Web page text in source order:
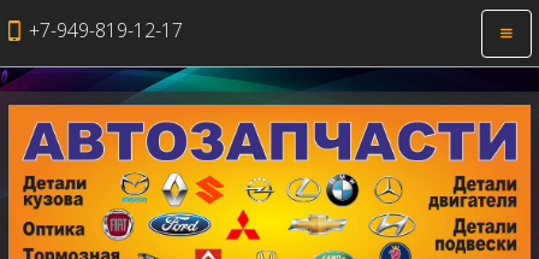
+7-949-819-12-17